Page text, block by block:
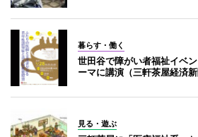
暮らす・働く
世田谷で障がい者福祉イベ
ーマに講演（三軒茶屋経済新
見る・遊ぶ